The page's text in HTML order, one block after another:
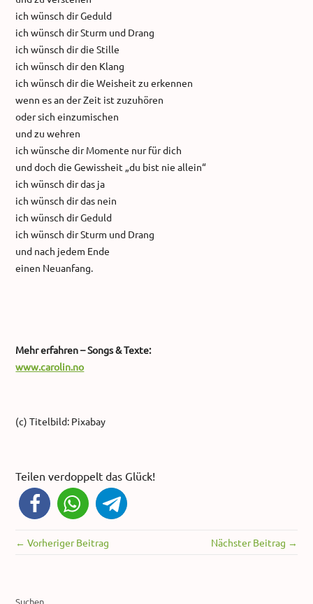
ich wünsch dir Geduld
ich wünsch dir Sturm und Drang
ich wünsch dir die Stille
ich wünsch dir den Klang
ich wünsch dir die Weisheit zu erkennen
wenn es an der Zeit ist zuzuhören
oder sich einzumischen
und zu wehren
ich wünsche dir Momente nur für dich
und doch die Gewissheit „du bist nie allein“
ich wünsch dir das ja
ich wünsch dir das nein
ich wünsch dir Geduld
ich wünsch dir Sturm und Drang
und nach jedem Ende
einen Neuanfang.
Mehr erfahren – Songs & Texte:
www.carolin.no
(c) Titelbild: Pixabay
Teilen verdoppelt das Glück!
← Vorheriger Beitrag Nächster Beitrag →
Suchen